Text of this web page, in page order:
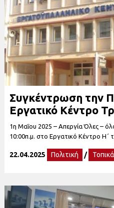
Συγκέντρωση την
Εργατικό Κέντρο
1η Μαΐου 2025 – Απεργία Όλες –
10:00π.μ. στο Εργατικό Κέντρο Η΄
22.04.2025 Πολιτική / Τοπικά